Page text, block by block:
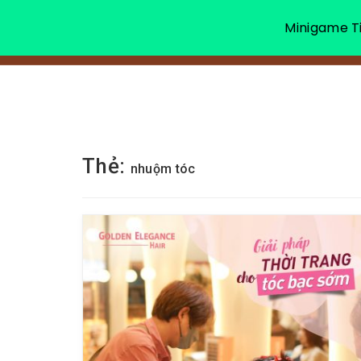
Thẻ: nhuộm tóc
Minigame